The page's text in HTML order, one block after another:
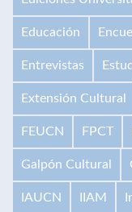
Educación
Entrevistas
Extensión Cultural
FEUCN FPCT
Galpón Cultural
IAUCN IIAM